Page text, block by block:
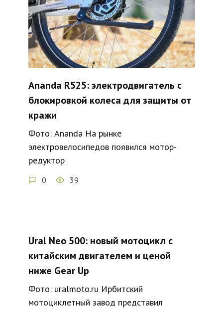
Ananda R525: электродвигатель с
блокировкой колеса для защиты от
кражи
Фото: Ananda На рынке
электровелосипедов появился мотор-
редуктор
0 39
Ural Neo 500: новый мотоцикл с
китайским двигателем и ценой
ниже Gear Up
Фото: uralmoto.ru Ирбитский
мотоциклетный завод представил